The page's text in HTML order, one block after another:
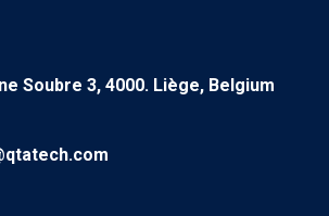
Soubre 3, 4000. Liège, Belgium